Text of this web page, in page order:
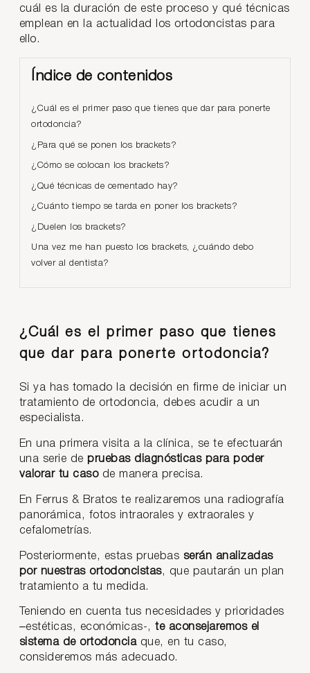
cuál es la duración de este proceso y qué técnicas
emplean en la actualidad los ortodoncistas para
ello.
Índice de contenidos
¿Cuál es el primer paso que tienes que dar para ponerte
ortodoncia?
¿Para qué se ponen los brackets?
¿Cómo se colocan los brackets?
¿Qué técnicas de cementado hay?
¿Cuánto tiempo se tarda en poner los brackets?
¿Duelen los brackets?
Una vez me han puesto los brackets, ¿cuándo debo
volver al dentista?
¿Cuál es el primer paso que tienes
que dar para ponerte ortodoncia?
Si ya has tomado la decisión en firme de iniciar un
tratamiento de ortodoncia, debes acudir a un
especialista.
En una primera visita a la clínica, se te efectuarán
una serie de pruebas diagnósticas para poder
valorar tu casode manera precisa.
En Ferrus & Bratos te realizaremos una radiografía
panorámica, fotos intraorales y extraorales y
cefalometrías.
Posteriormente, estas pruebas serán analizadas
por nuestras ortodoncistas, que pautarán un plan
tratamiento a tu medida.
Teniendo en cuenta tus necesidades y prioridades
–estéticas, económicas-,te aconsejaremos el
sistema de ortodoncia que, en tu caso,
consideremos más adecuado.